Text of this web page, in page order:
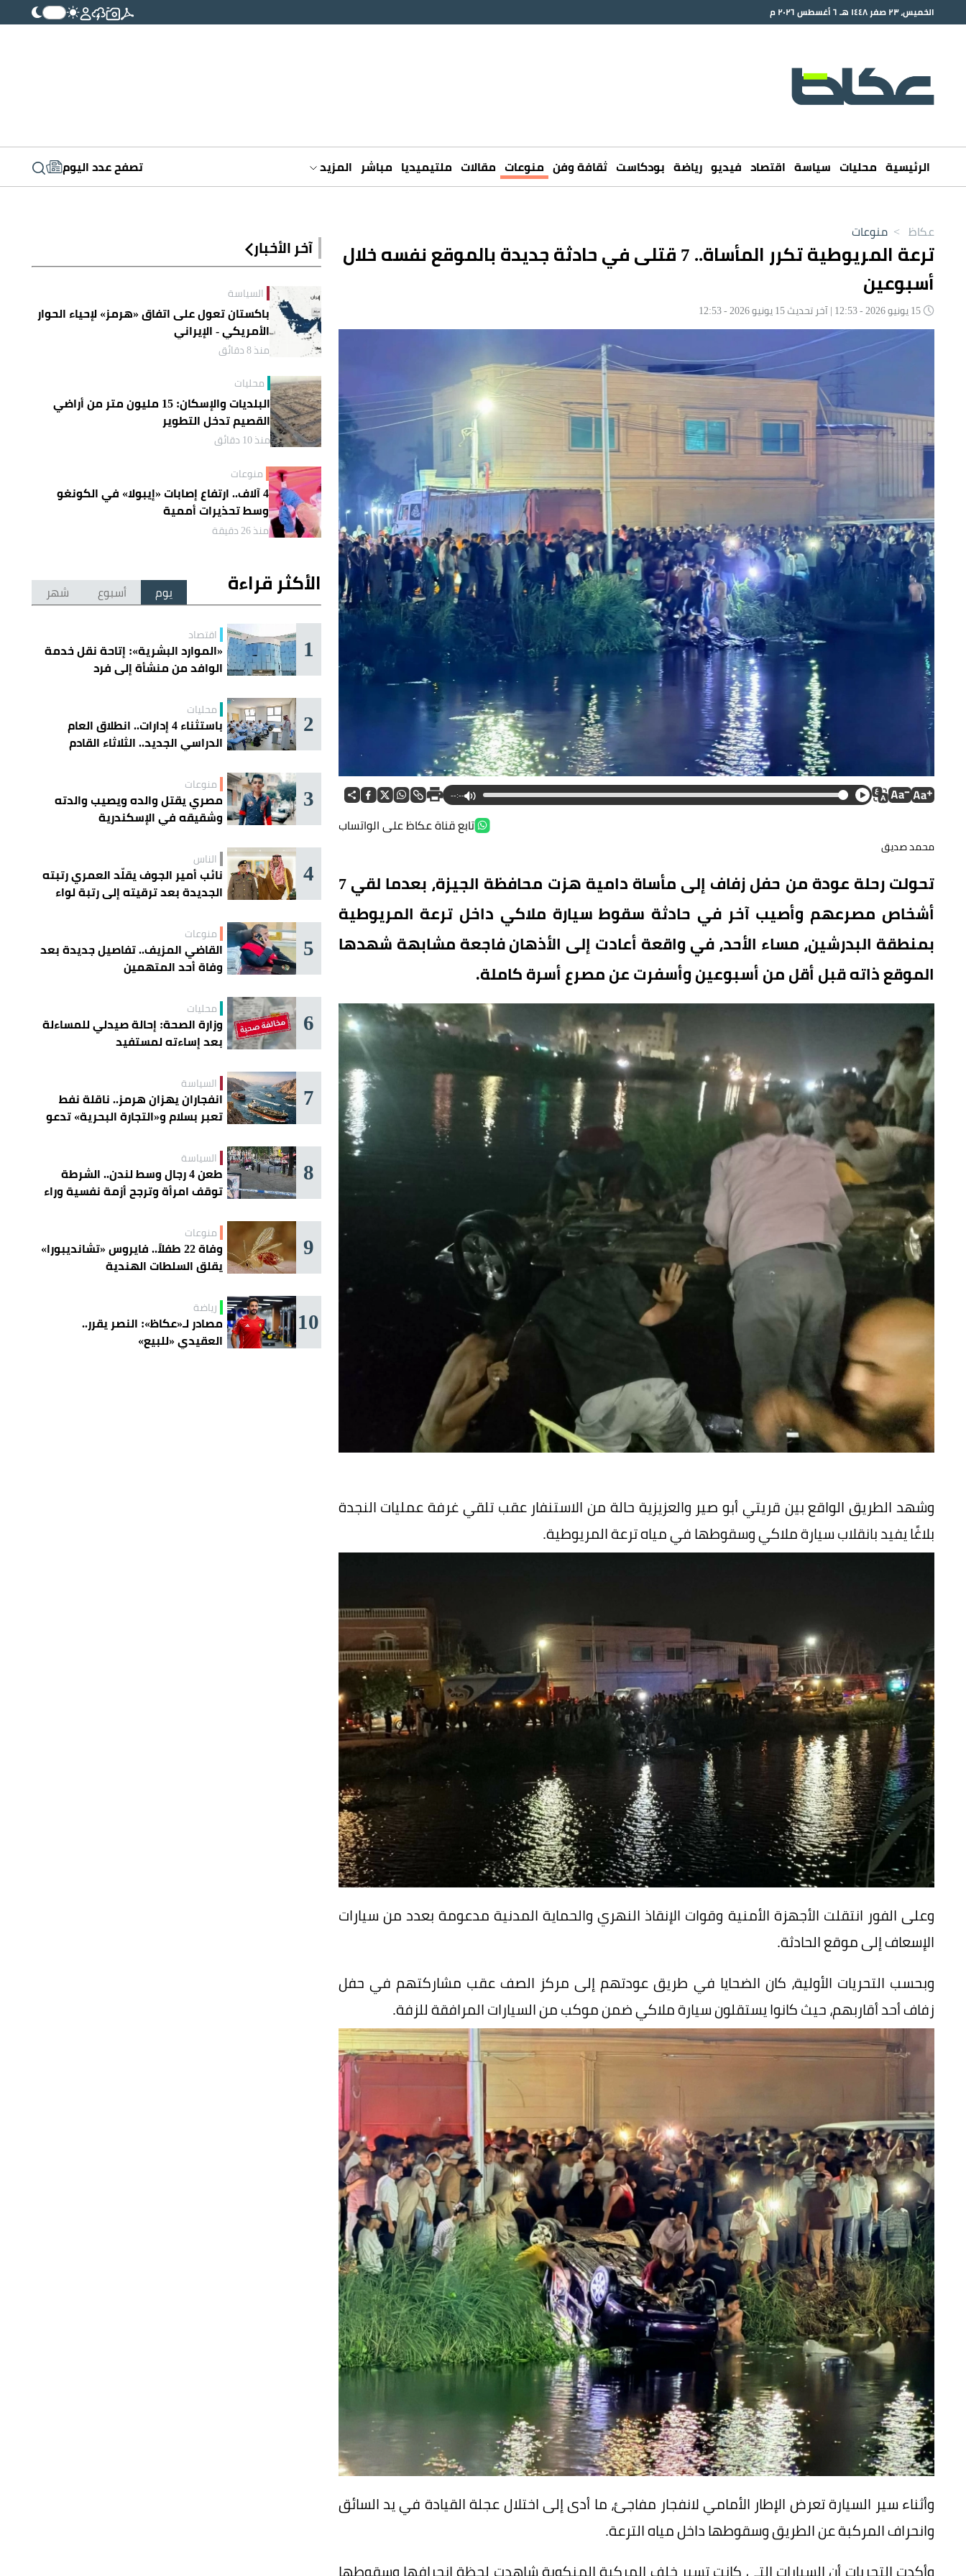
الخميس، ٢٣ صفر ١٤٤٨ هـ ٦ أغسطس ٢٠٢٦ م
الرئيسية محليات سياسة اقتصاد فيديو رياضة بودكاست ثقافة وفن منوعات مقالات ملتيميديا مباشر المزيد تصفح عدد اليوم
عكاظ > منوعات
ترعة المريوطية تكرر المأساة.. 7 قتلى في حادثة جديدة بالموقع نفسه خلال
أسبوعين
--:--
تابع قناة عكاظ على الواتساب
محمد صديق
تحولت رحلة عودة من حفل زفاف إلى مأساة دامية هزت محافظة الجيزة، بعدما لقي 7
أشخاص مصرعهم وأصيب آخر في حادثة سقوط سيارة ملاكي داخل ترعة المريوطية
بمنطقة البدرشين، مساء الأحد، في واقعة أعادت إلى الأذهان فاجعة مشابهة شهدها
الموقع ذاته قبل أقل من أسبوعين وأسفرت عن مصرع أسرة كاملة.
وشهد الطريق الواقع بين قريتي أبو صير والعزيزية حالة من الاستنفار عقب تلقي غرفة عمليات النجدة
بلاغًا يفيد بانقلاب سيارة ملاكي وسقوطها في مياه ترعة المريوطية.
وعلى الفور انتقلت الأجهزة الأمنية وقوات الإنقاذ النهري والحماية المدنية مدعومة بعدد من سيارات
الإسعاف إلى موقع الحادثة.
وبحسب التحريات الأولية، كان الضحايا في طريق عودتهم إلى مركز الصف عقب مشاركتهم في حفل
زفاف أحد أقاربهم، حيث كانوا يستقلون سيارة ملاكي ضمن موكب من السيارات المرافقة للزفة.
وأثناء سير السيارة تعرض الإطار الأمامي لانفجار مفاجئ، ما أدى إلى اختلال عجلة القيادة في يد السائق
وانحراف المركبة عن الطريق وسقوطها داخل مياه الترعة.
آخر الأخبار
السياسة
باكستان تعول على اتفاق «هرمز» لإحياء الحوار
الأمريكي - الإيراني
منذ 8 دقائق
محليات
البلديات والإسكان: 15 مليون متر من أراضي
القصيم تدخل التطوير
منذ 10 دقائق
منوعات
4 آلاف.. ارتفاع إصابات «إيبولا» في الكونغو
وسط تحذيرات أممية
منذ 26 دقيقة
الأكثر قراءة يوم أسبوع شهر
1 اقتصاد
«الموارد البشرية»: إتاحة نقل خدمة
الوافد من منشأة إلى فرد
2 محليات
باستثناء 4 إدارات.. انطلاق العام
الدراسي الجديد.. الثلاثاء القادم
3 منوعات
مصري يقتل والده ويصيب والدته
وشقيقه في الإسكندرية
4 الناس
نائب أمير الجوف يقلّد العمري رتبته
الجديدة بعد ترقيته إلى رتبة لواء
5 منوعات
القاضي المزيف.. تفاصيل جديدة بعد
وفاة أحد المتهمين
6 محليات
وزارة الصحة: إحالة صيدلي للمساءلة
بعد إساءته لمستفيد
7 السياسة
انفجاران يهزان هرمز.. ناقلة نفط
تعبر بسلام و«التجارة البحرية» تدعو
8 السياسة
طعن 4 رجال وسط لندن.. الشرطة
توقف امرأة وترجح أزمة نفسية وراء
9 منوعات
وفاة 22 طفلاً.. فايروس «تشانديبورا»
يقلق السلطات الهندية
10 رياضة
مصادر لـ«عكاظ»: النصر يقرر..
العقيدي «للبيع»